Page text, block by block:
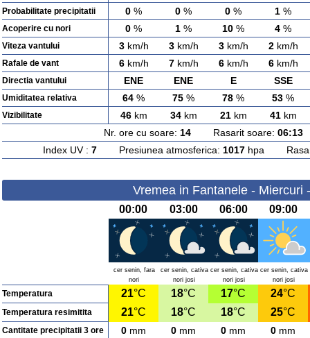
Probabilitate precipitatii 0 % 0 % 0 % 1 %
Acoperire cu nori 0 % 1 % 10 % 4 %
Viteza vantului 3km/h 3km/h 3km/h 2km/h
Rafale de vant 6km/h 7km/h 6km/h 6km/h
Directia vantului ENE ENE E SSE
Umiditatea relativa 64 % 75 % 78 % 53 %
Vizibilitate 46km 34km 21km 41km
Nr. ore cu soare: 14Rasarit soare: 06:13
Index UV : 7Presiunea atmosferica: 1017hpa
Vremea in Fantanele - Miercuri
00:00 03:00 06:00 09:00
cer senin, fara
nori
cer senin, cativa
nori josi
cer senin, cativa
nori josi
cer senin, cativa
nori josi
Temperatura 21°C 18°C 17°C 24°C
Temperatura resimitita 21°C 18°C 18°C 25°C
Cantitate precipitatii 3 ore 0 mm 0 mm 0 mm 0 mm